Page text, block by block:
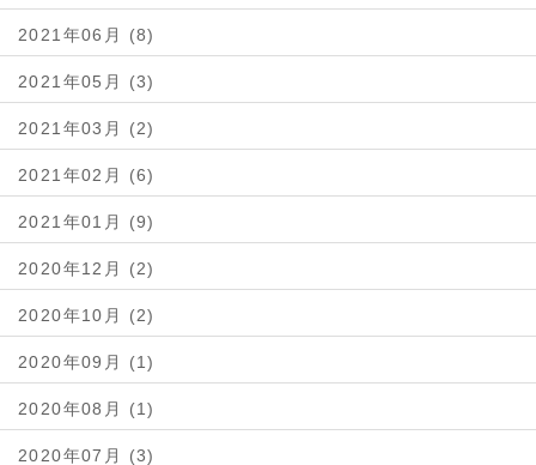
2021年06月 (8)
2021年05月 (3)
2021年03月 (2)
2021年02月 (6)
2021年01月 (9)
2020年12月 (2)
2020年10月 (2)
2020年09月 (1)
2020年08月 (1)
2020年07月 (3)